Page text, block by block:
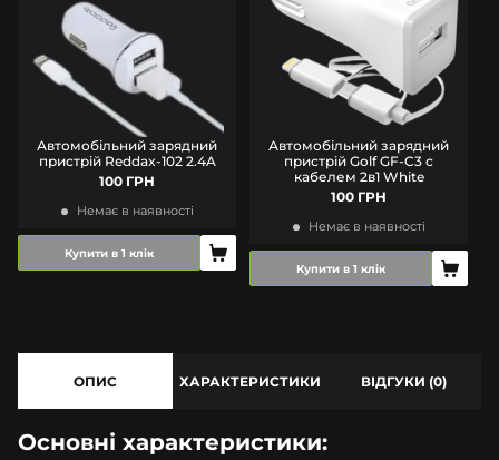
Автомобільний зарядний
пристрій Reddax-102 2.4A
100 ГРН
Немає в наявності
Купити в 1 клік
Автомобільний зарядний
пристрій Golf GF-C3 с
кабелем 2в1 White
100 ГРН
Немає в наявності
Купити в 1 клік
ОПИС ХАРАКТЕРИСТИКИ ВІДГУКИ (0)
Основні характеристики: